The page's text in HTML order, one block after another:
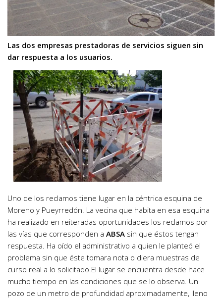
Las dos empresas prestadoras de servicios siguen sin
dar respuesta a los usuarios.
Uno de los reclamos tiene lugar en la céntrica esquina de
Moreno y Pueyrredón. La vecina que habita en esa esquina
ha realizado en reiteradas oportunidades los reclamos por
las vías que corresponden a ABSA sin que éstos tengan
respuesta. Ha oído el administrativo a quien le planteó el
problema sin que éste tomara nota o diera muestras de
curso real a lo solicitado.El lugar se encuentra desde hace
mucho tiempo en las condiciones que se lo observa. Un
pozo de un metro de profundidad aproximadamente, lleno